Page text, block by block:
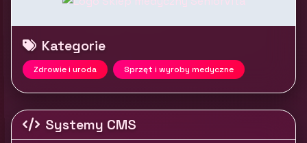
Kategorie
Zdrowie i uroda Sprzęt i wyroby medyczne
Systemy CMS